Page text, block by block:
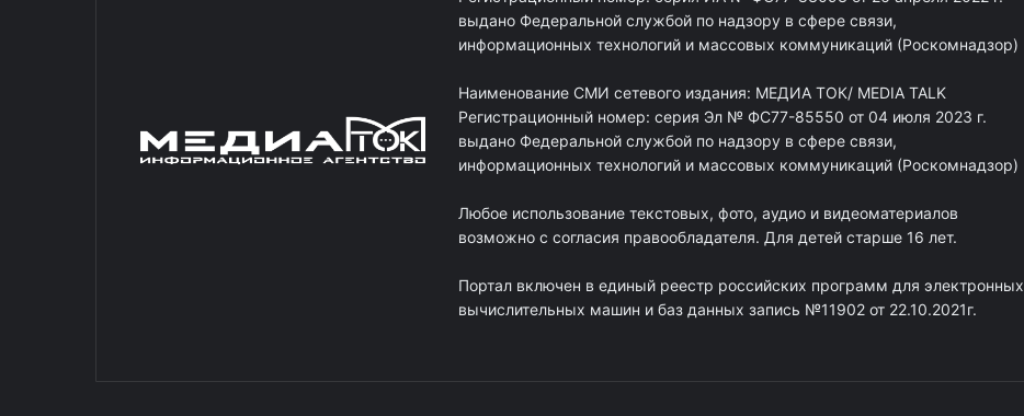
выдано Федеральной службой по надзору в сфере связи,
информационных технологий и массовых коммуникаций (Роскомнадзор)
Наименование СМИ сетевого издания: МЕДИА ТОК/ MEDIA TALK
Регистрационный номер: серия Эл № ФС77-85550 от 04 июля 2023 г.
выдано Федеральной службой по надзору в сфере связи,
информационных технологий и массовых коммуникаций (Роскомнадзор)
Любое использование текстовых, фото, аудио и видеоматериалов
возможно с согласия правообладателя. Для детей старше 16 лет.
Портал включен в единый реестр российских программ для электронных
вычислительных машин и баз данных запись №11902 от 22.10.2021г.